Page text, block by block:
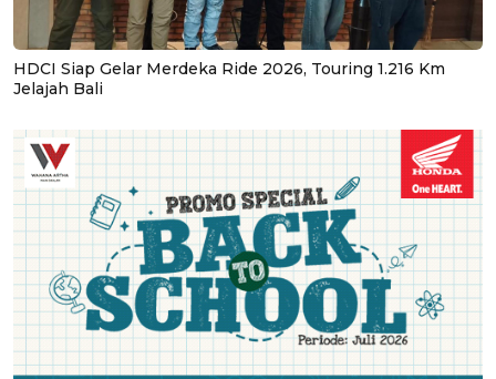
HDCI Siap Gelar Merdeka Ride 2026, Touring 1.216 Km
Jelajah Bali